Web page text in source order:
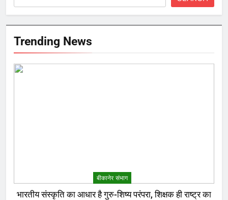
Trending News
बीकानेर संभाग
भारतीय संस्कृति का आधार है गुरु-शिष्य परंपरा, शिक्षक ही राष्ट्र का